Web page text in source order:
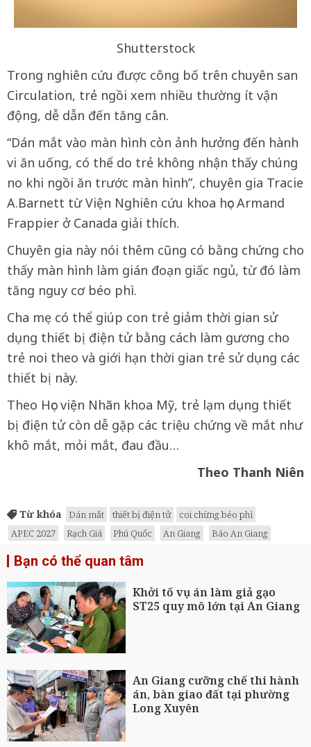
Shutterstock
Trong nghiên cứu được công bố trên chuyên san
Circulation, trẻ ngồi xem nhiều thường ít vận
động, dễ dẫn đến tăng cân.
“Dán mắt vào màn hình còn ảnh hưởng đến hành
vi ăn uống, có thể do trẻ không nhận thấy chúng
no khi ngồi ăn trước màn hình”, chuyên gia Tracie
A.Barnett từ Viện Nghiên cứu khoa học Armand
Frappier ở Canada giải thích.
Chuyên gia này nói thêm cũng có bằng chứng cho
thấy màn hình làm gián đoạn giấc ngủ, từ đó làm
tăng nguy cơ béo phì.
Cha mẹ có thể giúp con trẻ giảm thời gian sử
dụng thiết bị điện tử bằng cách làm gương cho
trẻ noi theo và giới hạn thời gian trẻ sử dụng các
thiết bị này.
Theo Học viện Nhãn khoa Mỹ, trẻ lạm dụng thiết
bị điện tử còn dễ gặp các triệu chứng về mắt như
khô mắt, mỏi mắt, đau đầu…
Theo Thanh Niên
Từ khóa Dán mắt thiết bị điện tử
coi chừng béo phì
APEC 2027
Rạch Giá Phú Quốc An Giang Báo An Giang
Bạn có thể quan tâm
Khởi tố vụ án làm giả gạo
ST25 quy mô lớn tại An Giang
An Giang cưỡng chế thi hành
án, bàn giao đất tại phường
Long Xuyên